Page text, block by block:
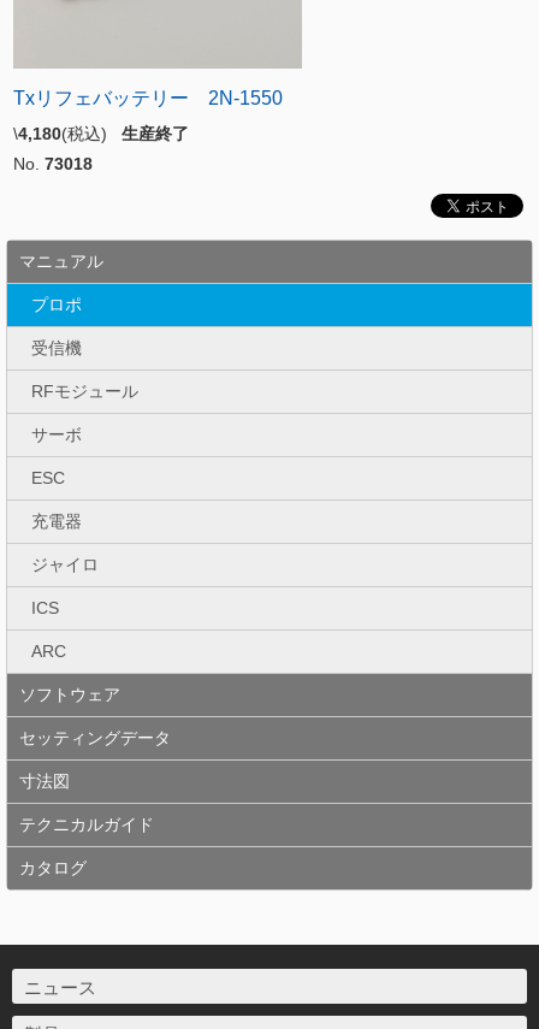
Txリフェバッテリー 2N-1550
\4,180(税込) 生産終了
No. 73018
マニュアル
プロポ
受信機
RFモジュール
サーボ
ESC
充電器
ジャイロ
ICS
ARC
ソフトウェア
セッティングデータ
寸法図
テクニカルガイド
カタログ
ニュース